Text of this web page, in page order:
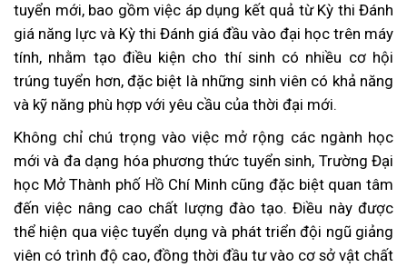
tuyển mới, bao gồm việc áp dụng kết quả từ Kỳ thi Đánh
giá năng lực và Kỳ thi Đánh giá đầu vào đại học trên máy
tính, nhằm tạo điều kiện cho thí sinh có nhiều cơ hội
trúng tuyển hơn, đặc biệt là những sinh viên có khả năng
và kỹ năng phù hợp với yêu cầu của thời đại mới.
Không chỉ chú trọng vào việc mở rộng các ngành học
mới và đa dạng hóa phương thức tuyển sinh, Trường Đại
học Mở Thành phố Hồ Chí Minh cũng đặc biệt quan tâm
đến việc nâng cao chất lượng đào tạo. Điều này được
thể hiện qua việc tuyển dụng và phát triển đội ngũ giảng
viên có trình độ cao, đồng thời đầu tư vào cơ sở vật chất